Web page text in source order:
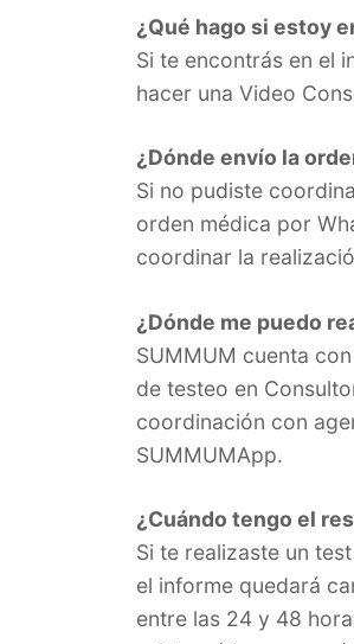
¿Qué hago si estoy
Si te encontrás en el
hacer una Video
¿Dónde envío la
Si no pudiste
orden médica por
coordinar la
¿Dónde me puedo
SUMMUM cuenta
de testeo en
coordinación con
SUMMUMApp.
¿Cuándo tengo el
Si te realizaste un
el informe quedará
entre las 24 y 48